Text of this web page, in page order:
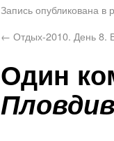
Запись опубликована в
← Отдых-2010. День 8.
Один